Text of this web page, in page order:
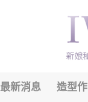
最新消息 造型